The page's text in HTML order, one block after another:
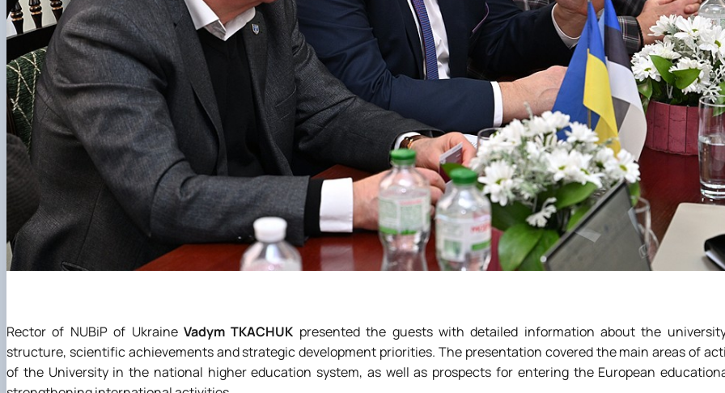
Rector of NUBiP of Ukraine Vadym TKACHUK presented the guests with detailed information about the
structure, scientific achievements and strategic development priorities. The presentation covered the main areas of
of the University in the national higher education system, as well as prospects for entering the European